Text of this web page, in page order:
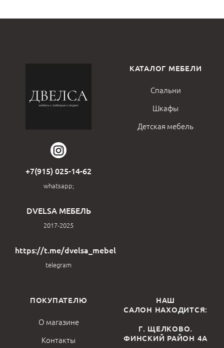
+7(915) 025-14-62
whatsapp;
DVELSA МЕБЕЛЬ
2017-2025
https://t.me/dvelsa_mebel
telegram
КАТАЛОГ МЕБЕЛИ
Спальни
Шкафы
Детская мебель
ПОКУПАТЕЛЮ
О магазине
Контакты
НАШ
САЛОН НАХОДИТСЯ:
Г. ЩЕЛКОВО.
ФИНСКИЙ РАЙОН 4А